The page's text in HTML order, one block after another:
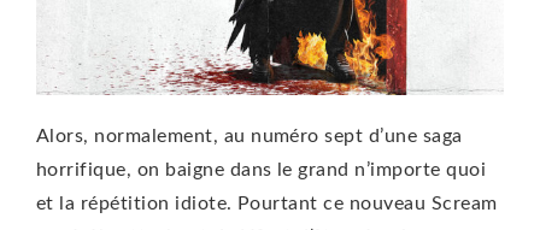
Alors, normalement, au numéro sept d’une saga
horrifique, on baigne dans le grand n’importe quoi
et la répétition idiote. Pourtant ce nouveau Scream